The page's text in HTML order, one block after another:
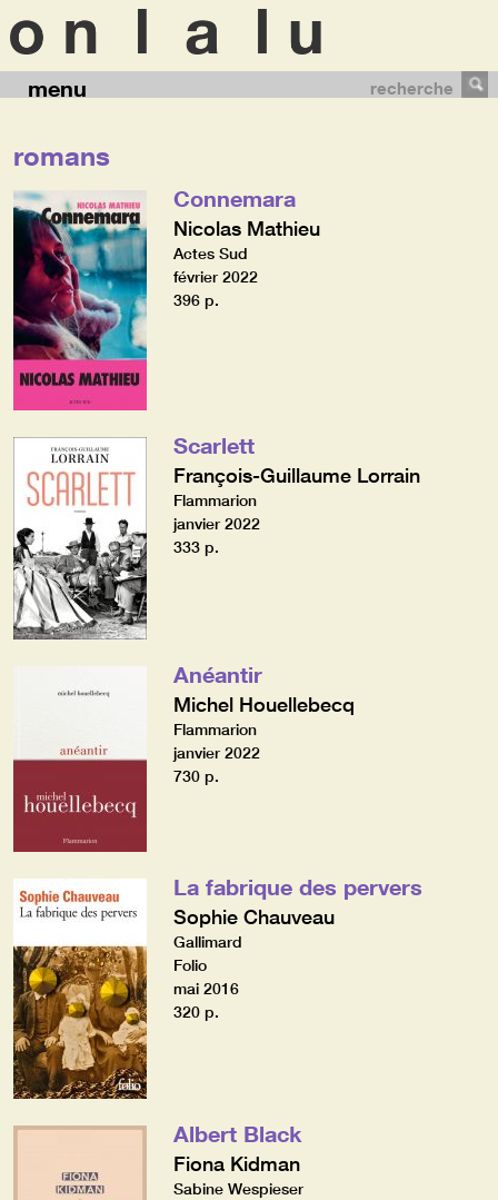
menu recherche
romans
Connemara
Nicolas Mathieu
Actes Sud
février 2022
396 p.
Scarlett
François-Guillaume Lorrain
Flammarion
janvier 2022
333 p.
Anéantir
Michel Houellebecq
Flammarion
janvier 2022
730 p.
La fabrique des pervers
Sophie Chauveau
Gallimard
Folio
mai 2016
320 p.
Albert Black
Fiona Kidman
Sabine Wespieser